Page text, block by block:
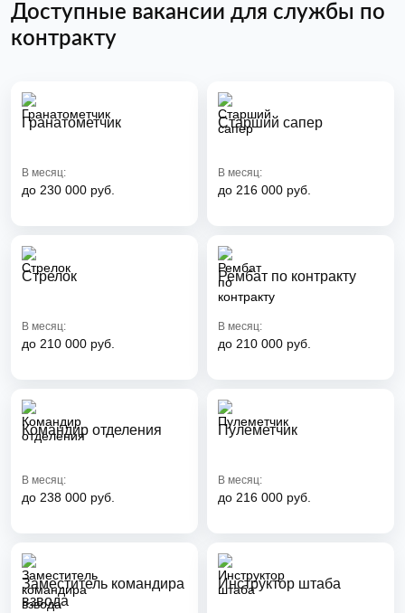
Доступные вакансии для службы по
контракту
Гранатометчик
В месяц:
до 230 000 руб.
Старший сапер
В месяц:
до 216 000 руб.
Стрелок
В месяц:
до 210 000 руб.
Рембат по контракту
В месяц:
до 210 000 руб.
Командир отделения
В месяц:
до 238 000 руб.
Пулеметчик
В месяц:
до 216 000 руб.
Заместитель командира
взвода
Инструктор штаба